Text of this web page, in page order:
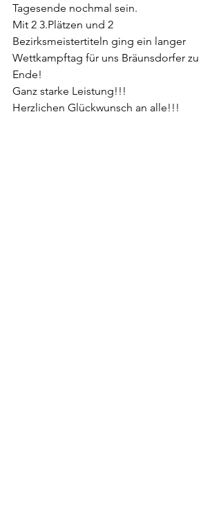
Tagesende nochmal sein.
Mit 2 3.Plätzen und 2
Bezirksmeistertiteln ging ein langer
Wettkampftag für uns Bräunsdorfer zu
Ende!
Ganz starke Leistung!!!
Herzlichen Glückwunsch an alle!!!